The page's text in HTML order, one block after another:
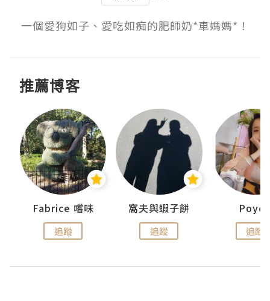
一個愛狗如子、愛吃如痴的肥師奶*車媽媽*！
推薦博客
Fabrice 嚐味
追蹤
窩夫與蝦子餅
追蹤 追蹤